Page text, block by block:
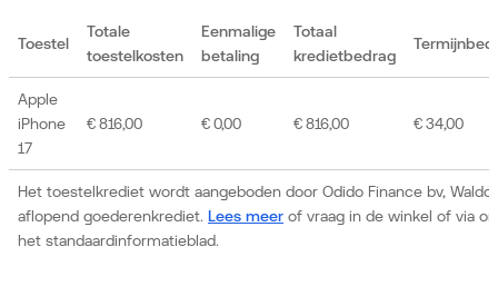
Toestel
Totale
toestelkosten
Eenmalige
betaling
Totaal
kredietbedrag
Het toestelkrediet wordt aangeboden door Odido Finance bv,
aflopend goederenkrediet. Lees meer of vraag in de winkel of via
het standaardinformatieblad.
Apple
iPhone
17
€ 816,00 € 0,00 € 816,00 € 34,00